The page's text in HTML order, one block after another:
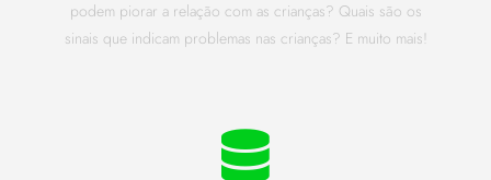
podem piorar a relação com as crianças? Quais são os
sinais que indicam problemas nas crianças? E muito mais!